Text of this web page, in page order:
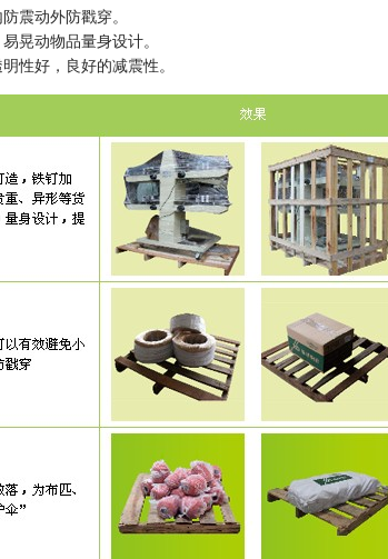
震动外防戳穿。
晃动物品量身设计。
性好，良好的减震性。